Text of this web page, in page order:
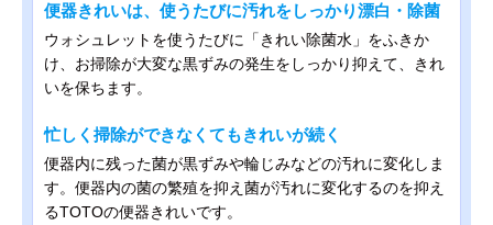
便器きれいは、使うたびに汚れをしっかり漂白・除菌
ウォシュレットを使うたびに「きれい除菌水」をふきか
け、お掃除が大変な黒ずみの発生をしっかり抑えて、きれ
いを保ちます。
忙しく掃除ができなくてもきれいが続く
便器内に残った菌が黒ずみや輪じみなどの汚れに変化しま
す。便器内の菌の繁殖を抑え菌が汚れに変化するのを抑え
るTOTOの便器きれいです。